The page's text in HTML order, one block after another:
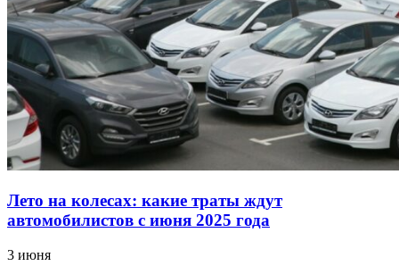
Лето на колесах: какие траты ждут
автомобилистов с июня 2025 года
3 июня